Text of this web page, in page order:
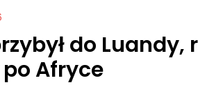
do
Afryce